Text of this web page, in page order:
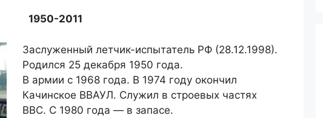
1950-2011
Заслуженный летчик-испытатель РФ (28.12.1998).
Родился 25 декабря 1950 года.
В армии с 1968 года. В 1974 году окончил
Качинское ВВАУЛ. Служил в строевых частях
ВВС. С 1980 года — в запасе.